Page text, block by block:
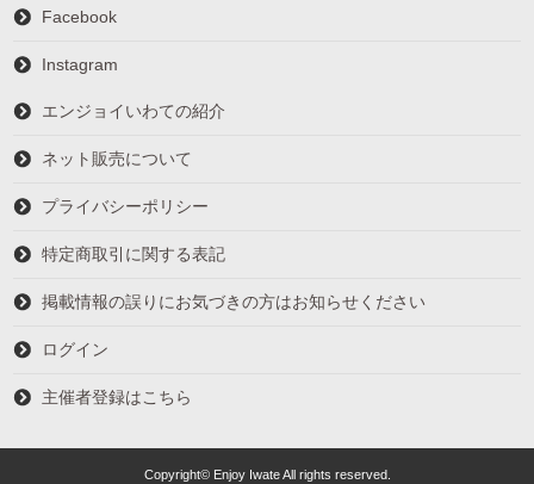
Facebook
Instagram
エンジョイいわての紹介
ネット販売について
プライバシーポリシー
特定商取引に関する表記
掲載情報の誤りにお気づきの方はお知らせください
ログイン
主催者登録はこちら
Copyright© Enjoy Iwate All rights reserved.